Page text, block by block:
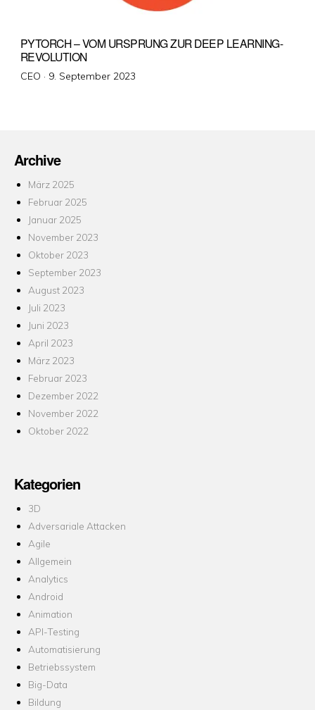
PYTORCH – VOM URSPRUNG ZUR DEEP LEARNING-
REVOLUTION
CEO · Veröffentlicht
9. September 2023
Archive
März 2025
Februar 2025
Januar 2025
November 2023
Oktober 2023
September 2023
August 2023
Juli 2023
Juni 2023
April 2023
März 2023
Februar 2023
Dezember 2022
November 2022
Oktober 2022
Kategorien
3D
Adversariale Attacken
Agile
Allgemein
Analytics
Android
Animation
API-Testing
Automatisierung
Betriebssystem
Big-Data
Bildung